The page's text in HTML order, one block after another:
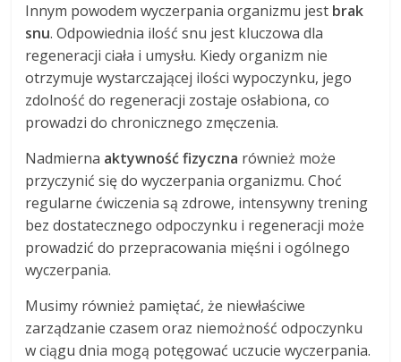
Innym powodem wyczerpania organizmu jest brak
snu. Odpowiednia ilość snu jest kluczowa dla
regeneracji ciała i umysłu. Kiedy organizm nie
otrzymuje wystarczającej ilości wypoczynku, jego
zdolność do regeneracji zostaje osłabiona, co
prowadzi do chronicznego zmęczenia.
Nadmierna aktywność fizyczna również może
przyczynić się do wyczerpania organizmu. Choć
regularne ćwiczenia są zdrowe, intensywny trening
bez dostatecznego odpoczynku i regeneracji może
prowadzić do przepracowania mięśni i ogólnego
wyczerpania.
Musimy również pamiętać, że niewłaściwe
zarządzanie czasem oraz niemożność odpoczynku
w ciągu dnia mogą potęgować uczucie wyczerpania.